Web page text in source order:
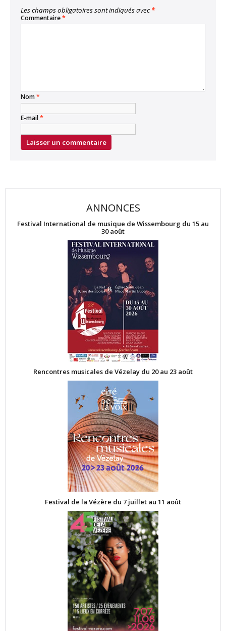
Les champs obligatoires sont indiqués avec *
Commentaire*
Nom*
E-mail*
ANNONCES
Festival International de musique de Wissembourg du 15 au
30 août
Rencontres musicales de Vézelay du 20 au 23 août
Festival de la Vézère du 7 juillet au 11 août